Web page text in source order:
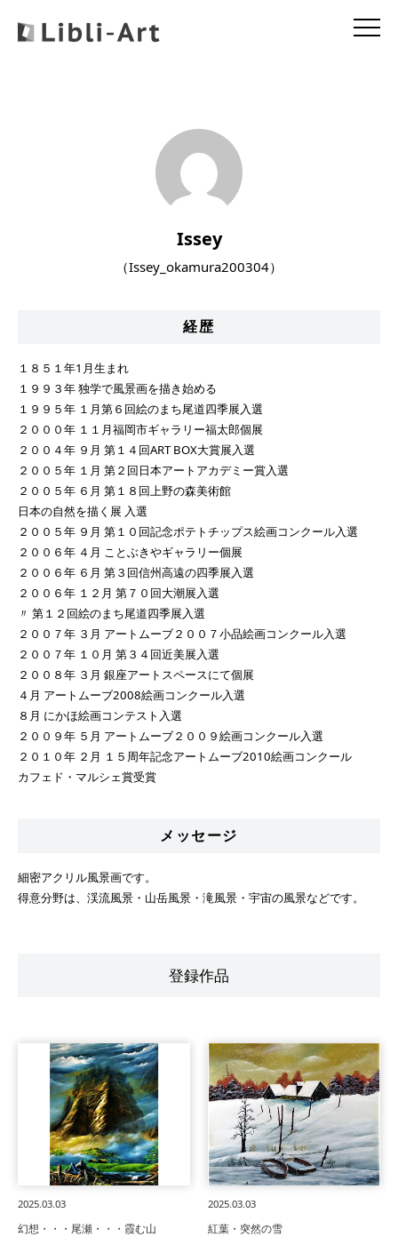
Issey
（Issey_okamura200304）
経歴
１８５１年1月生まれ
１９９３年 独学で風景画を描き始める
１９９５年 １月第６回絵のまち尾道四季展入選
２０００年 １１月福岡市ギャラリー福太郎個展
２００４年 ９月 第１４回ART BOX大賞展入選
２００５年 １月 第２回日本アートアカデミー賞入選
２００５年 ６月 第１８回上野の森美術館
日本の自然を描く展 入選
２００５年 ９月 第１０回記念ポテトチップス絵画コンクール入選
２００６年 ４月 ことぶきやギャラリー個展
２００６年 ６月 第３回信州高遠の四季展入選
２００６年 １２月 第７０回大潮展入選
〃 第１２回絵のまち尾道四季展入選
２００７年 ３月 アートムーブ２００７小品絵画コンクール入選
２００７年 １０月 第３４回近美展入選
２００８年 ３月 銀座アートスペースにて個展
４月 アートムーブ2008絵画コンクール入選
８月 にかほ絵画コンテスト入選
２００９年 ５月 アートムーブ２００９絵画コンクール入選
２０１０年 ２月 １５周年記念アートムーブ2010絵画コンクール
カフェド・マルシェ賞受賞
メッセージ
細密アクリル風景画です。
得意分野は、渓流風景・山岳風景・滝風景・宇宙の風景などです。
登録作品
2025.03.03
幻想・・・尾瀬・・・霞む山
2025.03.03
紅葉・突然の雪